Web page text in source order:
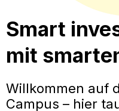
Smart
mit
Willkommen auf
Campus – hier